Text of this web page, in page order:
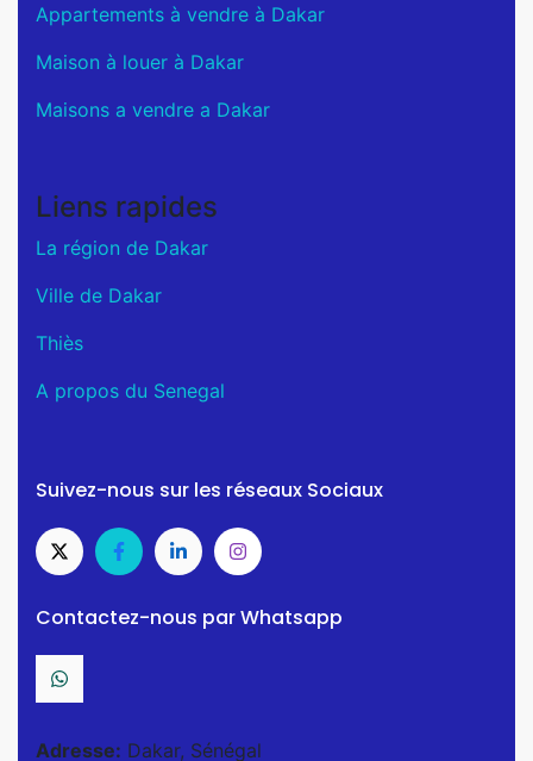
Appartements à vendre à Dakar
Maison à louer à Dakar
Maisons a vendre a Dakar
Liens rapides
La région de Dakar
Ville de Dakar
Thiès
A propos du Senegal
Suivez-nous sur les réseaux Sociaux
Contactez-nous par Whatsapp
Adresse: Dakar, Sénégal